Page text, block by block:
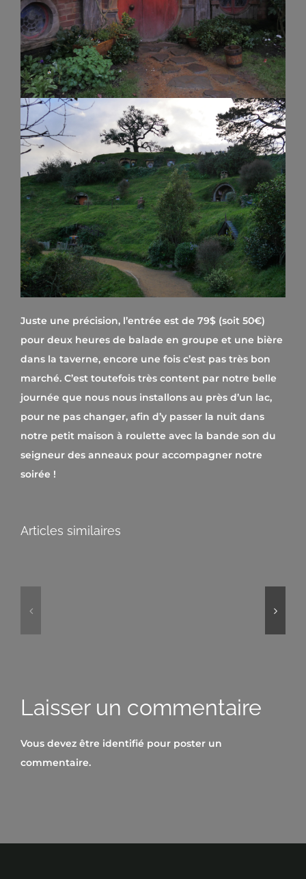
Juste une précision, l’entrée est de 79$ (soit 50€)
pour deux heures de balade en groupe et une bière
dans la taverne, encore une fois c’est pas très bon
marché. C’est toutefois très content par notre belle
journée que nous nous installons au près d’un lac,
pour ne pas changer, afin d’y passer la nuit dans
notre petit maison à roulette avec la bande son du
seigneur des anneaux pour accompagner notre
soirée !
Articles similaires
Laisser un commentaire
Vous devez être identifié pour poster un
commentaire.